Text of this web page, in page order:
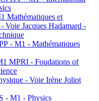
Mathématiques et
Voie Jacques Hadamard -
- M1 - Mathématiques
MPRI - Foudations of
- Voie Irène Joliot
- M1 - Physics